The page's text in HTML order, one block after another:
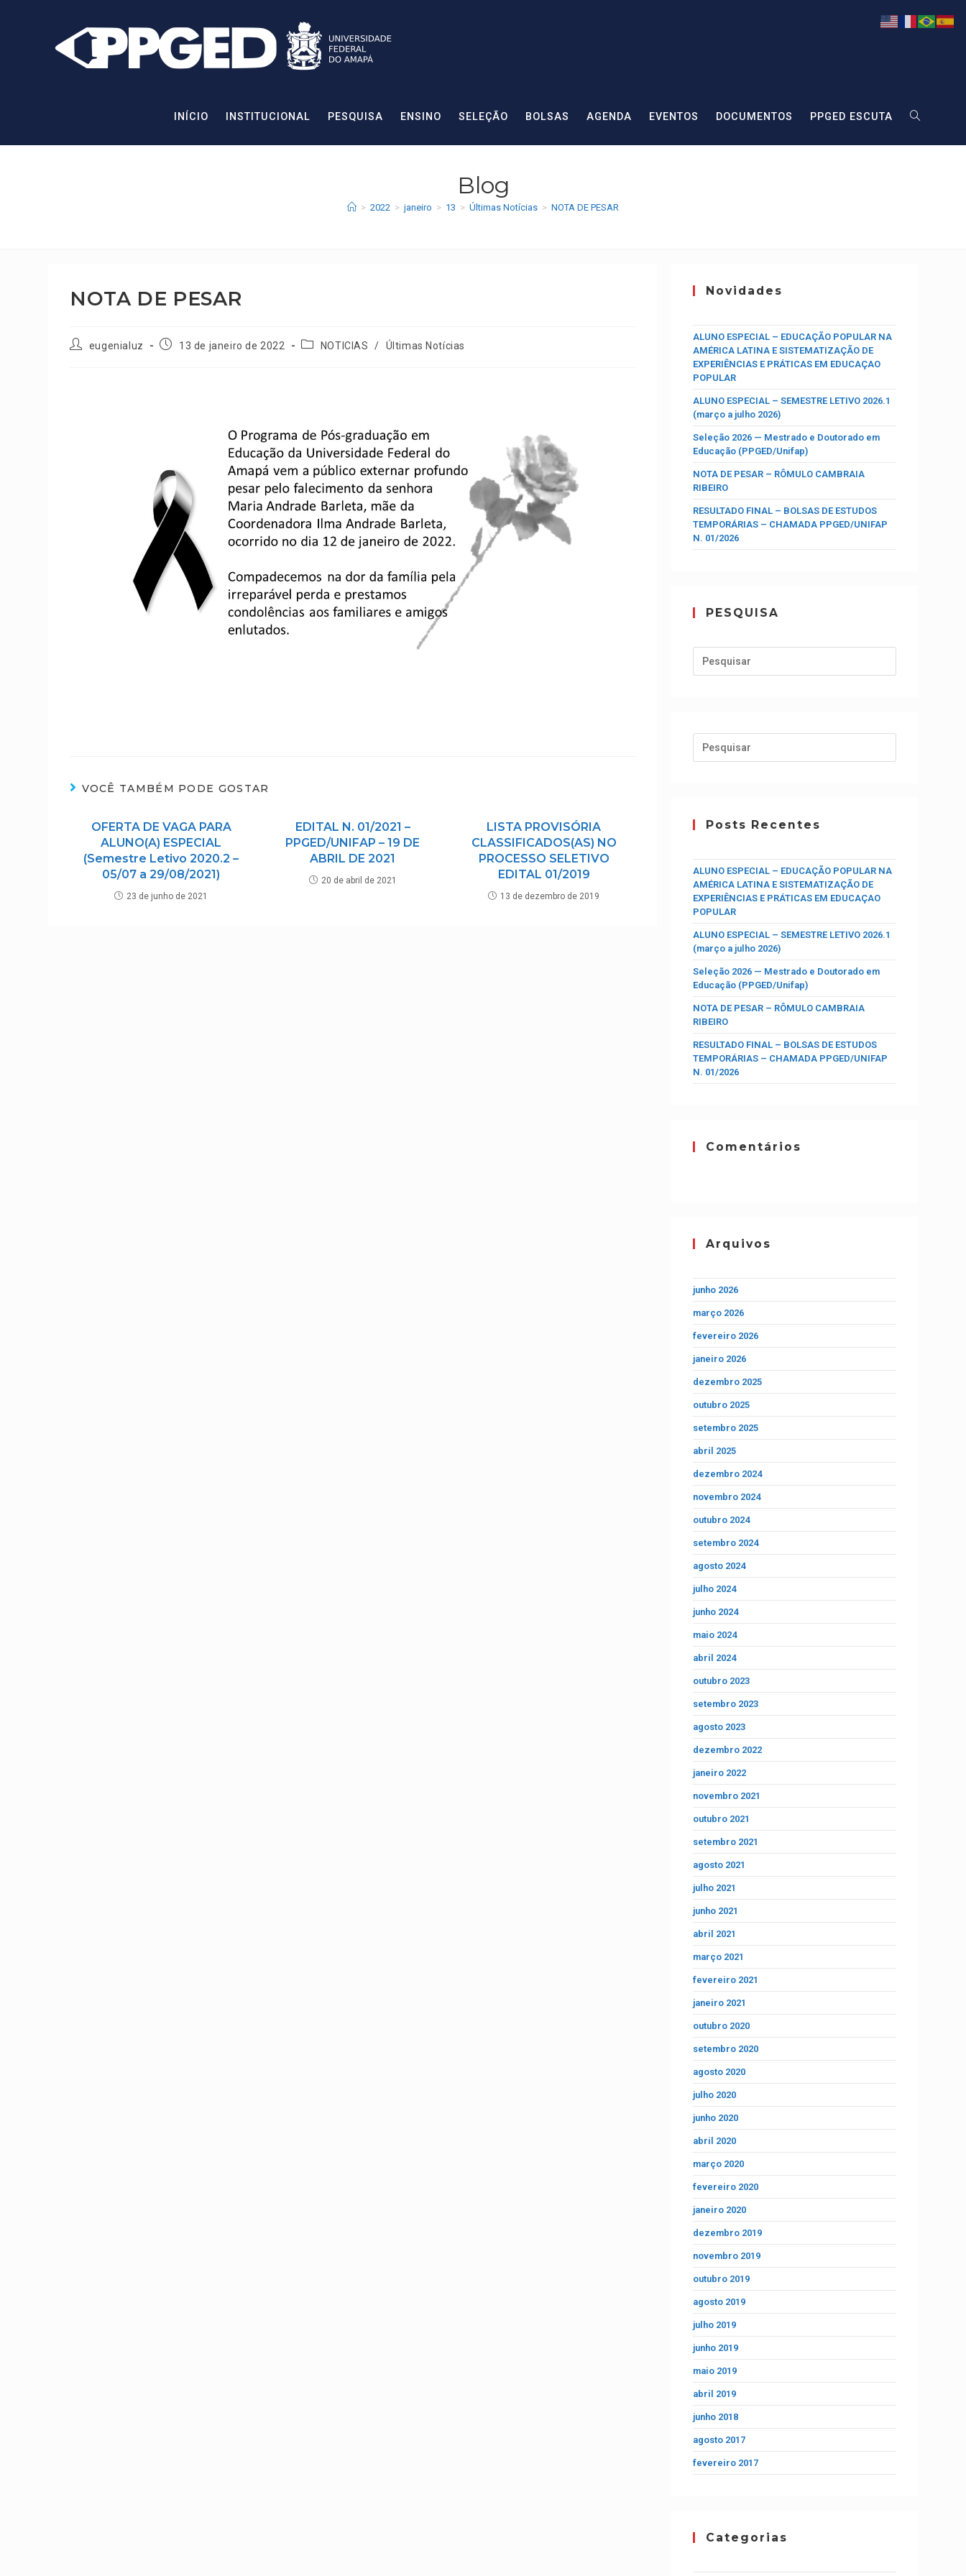
INÍCIO INSTITUCIONAL PESQUISA ENSINO SELEÇÃO BOLSAS AGENDA EVENTOS DOCUMENTOS PPGED ESCUTA
Blog
> 2022 > janeiro > 13 > Últimas Notícias > NOTA DE PESAR
NOTA DE PESAR
eugenialuz 13 de janeiro de 2022 NOTICIAS / Últimas Notícias
VOCÊ TAMBÉM PODE GOSTAR
OFERTA DE VAGA PARA
ALUNO(A) ESPECIAL
(Semestre Letivo 2020.2 –
05/07 a 29/08/2021)
23 de junho de 2021
EDITAL N. 01/2021 –
PPGED/UNIFAP – 19 DE
ABRIL DE 2021
20 de abril de 2021
LISTA PROVISÓRIA
CLASSIFICADOS(AS) NO
PROCESSO SELETIVO
EDITAL 01/2019
13 de dezembro de 2019
Novidades
ALUNO ESPECIAL – EDUCAÇÃO POPULAR NA
AMÉRICA LATINA E SISTEMATIZAÇÃO DE
EXPERIÊNCIAS E PRÁTICAS EM EDUCAÇAO
POPULAR
ALUNO ESPECIAL – SEMESTRE LETIVO 2026.1
(março a julho 2026)
Seleção 2026 — Mestrado e Doutorado em
Educação (PPGED/Unifap)
NOTA DE PESAR – RÔMULO CAMBRAIA
RIBEIRO
RESULTADO FINAL – BOLSAS DE ESTUDOS
TEMPORÁRIAS – CHAMADA PPGED/UNIFAP
N. 01/2026
PESQUISA
Posts Recentes
ALUNO ESPECIAL – EDUCAÇÃO POPULAR NA
AMÉRICA LATINA E SISTEMATIZAÇÃO DE
EXPERIÊNCIAS E PRÁTICAS EM EDUCAÇAO
POPULAR
ALUNO ESPECIAL – SEMESTRE LETIVO 2026.1
(março a julho 2026)
Seleção 2026 — Mestrado e Doutorado em
Educação (PPGED/Unifap)
NOTA DE PESAR – RÔMULO CAMBRAIA
RIBEIRO
RESULTADO FINAL – BOLSAS DE ESTUDOS
TEMPORÁRIAS – CHAMADA PPGED/UNIFAP
N. 01/2026
Comentários
Arquivos
junho 2026
março 2026
fevereiro 2026
janeiro 2026
dezembro 2025
outubro 2025
setembro 2025
abril 2025
dezembro 2024
novembro 2024
outubro 2024
setembro 2024
agosto 2024
julho 2024
junho 2024
maio 2024
abril 2024
outubro 2023
setembro 2023
agosto 2023
dezembro 2022
janeiro 2022
novembro 2021
outubro 2021
setembro 2021
agosto 2021
julho 2021
junho 2021
abril 2021
março 2021
fevereiro 2021
janeiro 2021
outubro 2020
setembro 2020
agosto 2020
julho 2020
junho 2020
abril 2020
março 2020
fevereiro 2020
janeiro 2020
dezembro 2019
novembro 2019
outubro 2019
agosto 2019
julho 2019
junho 2019
maio 2019
abril 2019
junho 2018
agosto 2017
fevereiro 2017
Categorias